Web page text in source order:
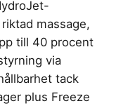
Pizzaugn Gasol
Skärbräda
Smashjärn
Stekbord
massage,
till 40 procent
via
tack
plus Freeze